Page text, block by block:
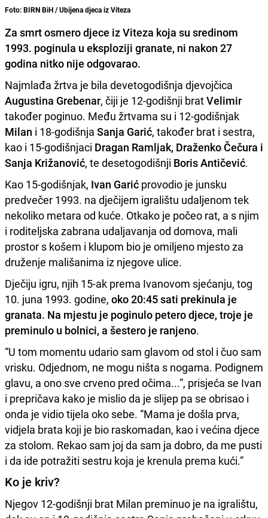
Foto: BIRN BiH / Ubijena djeca iz Viteza
Za smrt osmero djece iz Viteza koja su sredinom
1993. poginula u eksploziji granate, ni nakon 27
godina nitko nije odgovarao.
Najmlađa žrtva je bila devetogodišnja djevojčica
Augustina Grebenar, čiji je 12-godišnji bratVelimir
također poginuo. Među žrtvama su i 12-godišnjak
Milan i 18-godišnja Sanja Garić, također brat i sestra,
kao i 15-godišnjaci Dragan Ramljak, Draženko Čečura i
Sanja Križanović, te desetogodišnji Boris Antičević.
Kao 15-godišnjak, Ivan Garić provodio je junsku
predvečer 1993. na dječijem igralištu udaljenom tek
nekoliko metara od kuće. Otkako je počeo rat, a s njim
i roditeljska zabrana udaljavanja od domova, mali
prostor s košem i klupom bio je omiljeno mjesto za
druženje mališanima iz njegove ulice.
Dječiju igru, njih 15-ak prema Ivanovom sjećanju, tog
10. juna 1993. godine, oko 20:45 sati prekinula je
granata. Na mjestu je poginulo petero djece, troje je
preminulo u bolnici, a šestero je ranjeno.
“U tom momentu udario sam glavom od stol i čuo sam
vrisku. Odjednom, ne mogu ništa s nogama. Podignem
glavu, a ono sve crveno pred očima...”, prisjeća se Ivan
i prepričava kako je mislio da je slijep pa se obrisao i
onda je vidio tijela oko sebe. “Mama je došla prva,
vidjela brata koji je bio raskomadan, kao i većina djece
za stolom. Rekao sam joj da sam ja dobro, da me pusti
i da ide potražiti sestru koja je krenula prema kući.”
Ko je kriv?
Njegov 12-godišnji brat Milan preminuo je na igralištu,